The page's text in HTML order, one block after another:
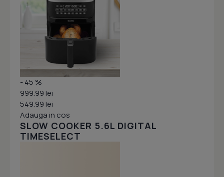
- 45 %
999.99 lei
549.99 lei
Adauga in cos
SLOW COOKER 5.6L DIGITAL
TIMESELECT